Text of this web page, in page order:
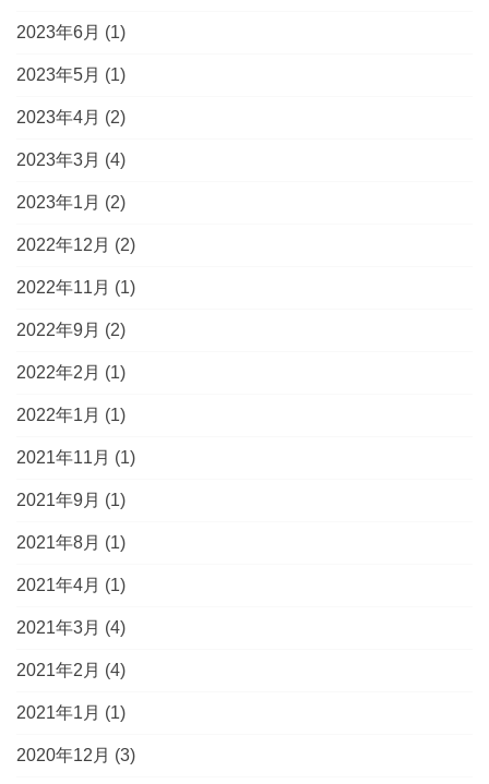
2023年6月 (1)
2023年5月 (1)
2023年4月 (2)
2023年3月 (4)
2023年1月 (2)
2022年12月 (2)
2022年11月 (1)
2022年9月 (2)
2022年2月 (1)
2022年1月 (1)
2021年11月 (1)
2021年9月 (1)
2021年8月 (1)
2021年4月 (1)
2021年3月 (4)
2021年2月 (4)
2021年1月 (1)
2020年12月 (3)